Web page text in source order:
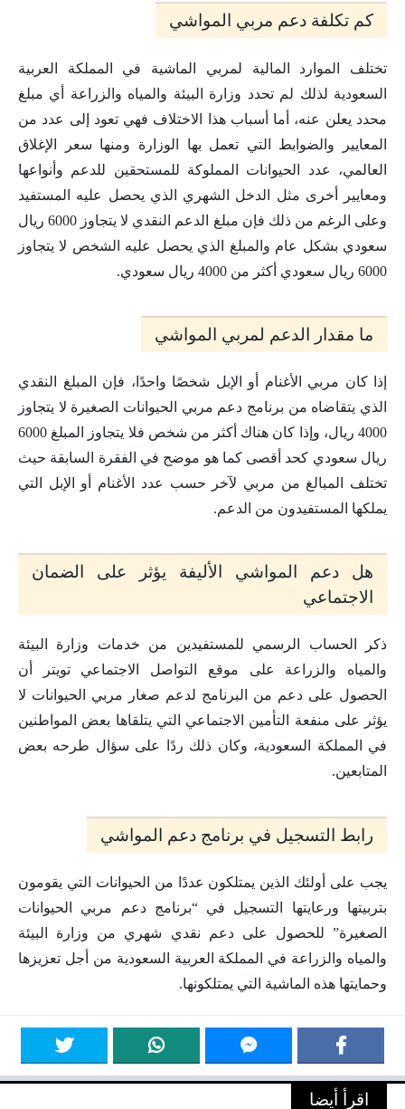
كم تكلفة دعم مربي المواشي
تختلف الموارد المالية لمربي الماشية في المملكة العربية
السعودية لذلك لم تحدد وزارة البيئة والمياه والزراعة أي مبلغ
محدد يعلن عنه، أما أسباب هذا الاختلاف فهي تعود إلى عدد من
المعايير والضوابط التي تعمل بها الوزارة ومنها سعر الإغلاق
العالمي، عدد الحيوانات المملوكة للمستحقين للدعم وأنواعها
ومعايير أخرى مثل الدخل الشهري الذي يحصل عليه المستفيد
وعلى الرغم من ذلك فإن مبلغ الدعم النقدي لا يتجاوز 6000 ريال
سعودي بشكل عام والمبلغ الذي يحصل عليه الشخص لا يتجاوز
6000 ريال سعودي أكثر من 4000 ريال سعودي.
ما مقدار الدعم لمربي المواشي
إذا كان مربي الأغنام أو الإبل شخصًا واحدًا، فإن المبلغ النقدي
الذي يتقاضاه من برنامج دعم مربي الحيوانات الصغيرة لا يتجاوز
4000 ريال، وإذا كان هناك أكثر من شخص فلا يتجاوز المبلغ 6000
ريال سعودي كحد أقصى كما هو موضح في الفقرة السابقة حيث
تختلف المبالغ من مربي لآخر حسب عدد الأغنام أو الإبل التي
يملكها المستفيدون من الدعم.
هل دعم المواشي الأليفة يؤثر على الضمان
الاجتماعي
ذكر الحساب الرسمي للمستفيدين من خدمات وزارة البيئة
والمياه والزراعة على موقع التواصل الاجتماعي تويتر أن
الحصول على دعم من البرنامج لدعم صغار مربي الحيوانات لا
يؤثر على منفعة التأمين الاجتماعي التي يتلقاها بعض المواطنين
في المملكة السعودية، وكان ذلك ردًا على سؤال طرحه بعض
المتابعين.
رابط التسجيل في برنامج دعم المواشي
يجب على أولئك الذين يمتلكون عددًا من الحيوانات التي يقومون
بتربيتها ورعايتها التسجيل في “برنامج دعم مربي الحيوانات
الصغيرة” للحصول على دعم نقدي شهري من وزارة البيئة
والمياه والزراعة في المملكة العربية السعودية من أجل تعزيزها
وحمايتها هذه الماشية التي يمتلكونها.
اقرأ أيضا